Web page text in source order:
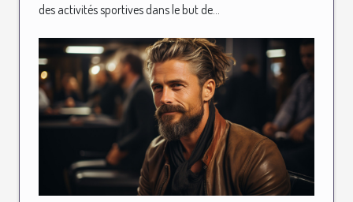
des activités sportives dans le but de...